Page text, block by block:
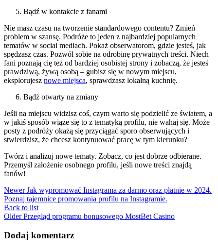
Bądź w kontakcie z fanami
Nie masz czasu na tworzenie standardowego contentu? Zmień
problem w szansę. Podróże to jeden z najbardziej popularnych
tematów w social mediach. Pokaż obserwatorom, gdzie jesteś, jak
spędzasz czas. Pozwól sobie na odrobinę prywatnych treści. Niech
fani poznają cię też od bardziej osobistej strony i zobaczą, że jesteś
prawdziwą, żywą osobą – gubisz się w nowym miejscu,
eksplorujesz nowe miejsca, sprawdzasz lokalną kuchnię.
Bądź otwarty na zmiany
Jeśli na miejscu widzisz coś, czym warto się podzielić ze światem, a
w jakiś sposób wiąże się to z tematyką profilu, nie wahaj się. Może
posty z podróży okażą się przyciągać sporo obserwujących i
stwierdzisz, że chcesz kontynuować pracę w tym kierunku?
Twórz i analizuj nowe tematy. Zobacz, co jest dobrze odbierane.
Przemyśl założenie osobnego profilu, jeśli nowe treści znajdą
fanów!
Newer Jak wypromować Instagrama za darmo oraz płatnie w 2024.
Poznaj tajemnice promowania profilu na Instagramie.
Back to list
Older Przegląd programu bonusowego MostBet Casino
Dodaj komentarz